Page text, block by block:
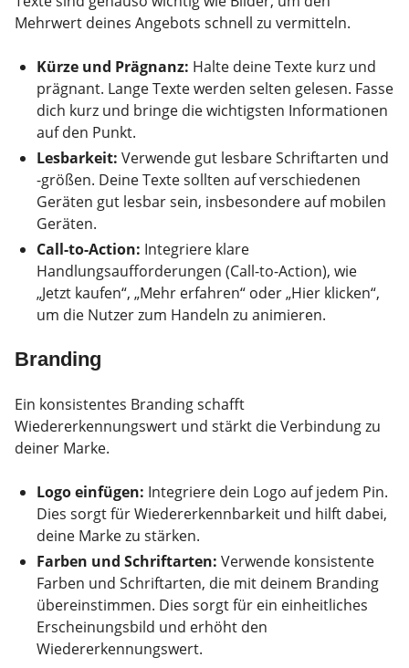
Mehrwert deines Angebots schnell zu vermitteln.
Kürze und Prägnanz: Halte deine Texte kurz und
prägnant. Lange Texte werden selten gelesen. Fasse
dich kurz und bringe die wichtigsten Informationen
auf den Punkt.
Lesbarkeit: Verwende gut lesbare Schriftarten und
-größen. Deine Texte sollten auf verschiedenen
Geräten gut lesbar sein, insbesondere auf mobilen
Geräten.
Call-to-Action: Integriere klare
Handlungsaufforderungen (Call-to-Action), wie
„Jetzt kaufen“, „Mehr erfahren“ oder „Hier klicken“,
um die Nutzer zum Handeln zu animieren.
Branding
Ein konsistentes Branding schafft
Wiedererkennungswert und stärkt die Verbindung zu
deiner Marke.
Logo einfügen: Integriere dein Logo auf jedem Pin.
Dies sorgt für Wiedererkennbarkeit und hilft dabei,
deine Marke zu stärken.
Farben und Schriftarten: Verwende konsistente
Farben und Schriftarten, die mit deinem Branding
übereinstimmen. Dies sorgt für ein einheitliches
Erscheinungsbild und erhöht den
Wiedererkennungswert.